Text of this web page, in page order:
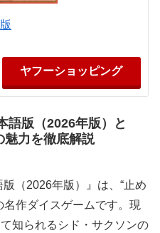
ヤフーショッピング
語版（2026年版）と
魅力を徹底解説
（2026年版）』は、“止め
名作ダイスゲームです。現
知られるシド・サクソンの